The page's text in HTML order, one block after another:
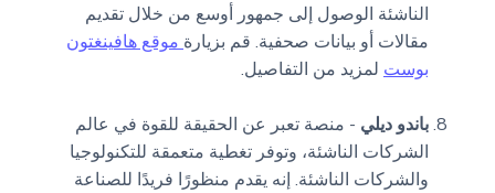
الناشئة الوصول إلى جمهور أوسع من خلال تقديم
مقالات أو بيانات صحفية. قم بزيارة موقع هافينغتون
بوست لمزيد من التفاصيل.
باندو ديلي - منصة تعبر عن الحقيقة للقوة في عالم
الشركات الناشئة، وتوفر تغطية متعمقة للتكنولوجيا
والشركات الناشئة. إنه يقدم منظورًا فريدًا للصناعة